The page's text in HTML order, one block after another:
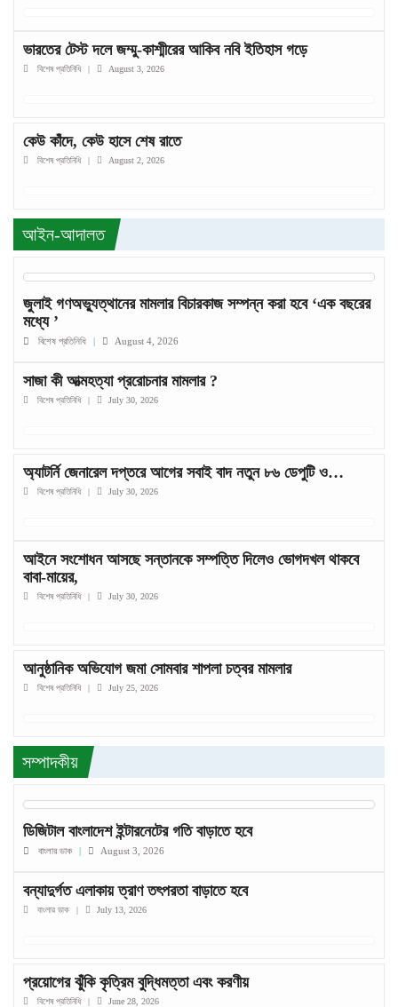
ভারতের টেস্ট দলে জম্মু-কাশ্মীরের আকিব নবি ইতিহাস গড়ে
বিশেষ প্রতিনিধি | August 3, 2026
কেউ কাঁদে, কেউ হাসে শেষ রাতে
বিশেষ প্রতিনিধি | August 2, 2026
আইন-আদালত
জুলাই গণঅভ্যুত্থানের মামলার বিচারকাজ সম্পন্ন করা হবে ‘এক বছরের
মধ্যে ’
বিশেষ প্রতিনিধি | August 4, 2026
সাজা কী আত্মহত্যা প্ররোচনার মামলার ?
বিশেষ প্রতিনিধি | July 30, 2026
অ্যাটর্নি জেনারেল দপ্তরে আগের সবাই বাদ নতুন ৮৬ ডেপুটি ও…
বিশেষ প্রতিনিধি | July 30, 2026
আইনে সংশোধন আসছে সন্তানকে সম্পত্তি দিলেও ভোগদখল থাকবে
বাবা-মায়ের,
বিশেষ প্রতিনিধি | July 30, 2026
আনুষ্ঠানিক অভিযোগ জমা সোমবার শাপলা চত্বর মামলার
বিশেষ প্রতিনিধি | July 25, 2026
সম্পাদকীয়
ডিজিটাল বাংলাদেশ ইন্টারনেটের গতি বাড়াতে হবে
বাংলার ডাক | August 3, 2026
বন্যাদুর্গত এলাকায় ত্রাণ তৎপরতা বাড়াতে হবে
বাংলার ডাক | July 13, 2026
প্রয়োগের ঝুঁকি কৃত্রিম বুদ্ধিমত্তা এবং করণীয়
বিশেষ প্রতিনিধি | June 28, 2026